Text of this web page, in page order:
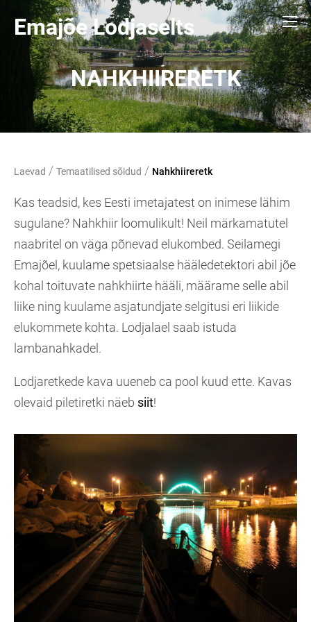
Emajõe Lodjaselts
NAHKHIIRERETK
Laevad / Temaatilised sõidud / Nahkhiireretk
Kas teadsid, kes Eesti imetajatest on inimese lähim
sugulane? Nahkhiir loomulikult! Neil märkamatutel
naabritel on väga põnevad elukombed. Seilamegi
Emajõel, kuulame spetsiaalse hääledetektori abil jõe
kohal toituvate nahkhiirte hääli, määrame selle abil
liike ning kuulame asjatundjate selgitusi eri liikide
elukommete kohta. Lodjalael saab istuda
lambanahkadel.
Lodjaretkede kava uueneb ca pool kuud ette. Kavas
olevaid piletiretki näeb siit!